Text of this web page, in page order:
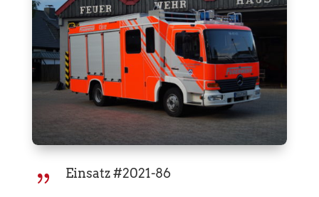
{ Einsatz #2021-86